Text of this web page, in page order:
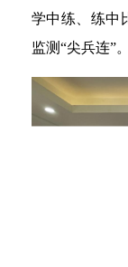
学中练、练中
监测“尖兵连”。